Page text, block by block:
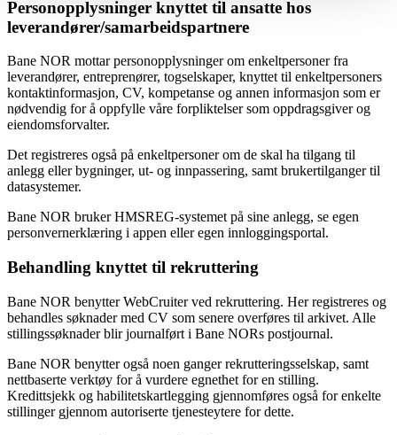
Personopplysninger knyttet til ansatte hos
leverandører/samarbeidspartnere
Bane NOR mottar personopplysninger om enkeltpersoner fra
leverandører, entreprenører, togselskaper, knyttet til enkeltpersoners
kontaktinformasjon, CV, kompetanse og annen informasjon som er
nødvendig for å oppfylle våre forpliktelser som oppdragsgiver og
eiendomsforvalter.
Det registreres også på enkeltpersoner om de skal ha tilgang til
anlegg eller bygninger, ut- og innpassering, samt brukertilganger til
datasystemer.
Bane NOR bruker HMSREG-systemet på sine anlegg, se egen
personvernerklæring i appen eller egen innloggingsportal.
Behandling knyttet til rekruttering
Bane NOR benytter WebCruiter ved rekruttering. Her registreres og
behandles søknader med CV som senere overføres til arkivet. Alle
stillingssøknader blir journalført i Bane NORs postjournal.
Bane NOR benytter også noen ganger rekrutteringsselskap, samt
nettbaserte verktøy for å vurdere egnethet for en stilling.
Kredittsjekk og habilitetskartlegging gjennomføres også for enkelte
stillinger gjennom autoriserte tjenesteytere for dette.